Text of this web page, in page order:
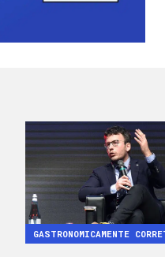
GASTRONOMICAMENTE